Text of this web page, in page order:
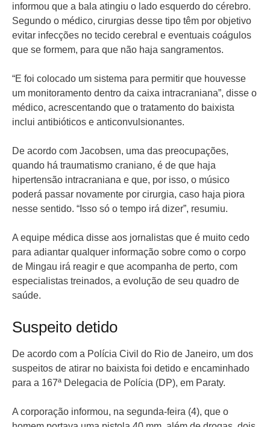
informou que a bala atingiu o lado esquerdo do cérebro.
Segundo o médico, cirurgias desse tipo têm por objetivo
evitar infecções no tecido cerebral e eventuais coágulos
que se formem, para que não haja sangramentos.
“E foi colocado um sistema para permitir que houvesse
um monitoramento dentro da caixa intracraniana”, disse o
médico, acrescentando que o tratamento do baixista
inclui antibióticos e anticonvulsionantes.
De acordo com Jacobsen, uma das preocupações,
quando há traumatismo craniano, é de que haja
hipertensão intracraniana e que, por isso, o músico
poderá passar novamente por cirurgia, caso haja piora
nesse sentido. “Isso só o tempo irá dizer”, resumiu.
A equipe médica disse aos jornalistas que é muito cedo
para adiantar qualquer informação sobre como o corpo
de Mingau irá reagir e que acompanha de perto, com
especialistas treinados, a evolução de seu quadro de
saúde.
Suspeito detido
De acordo com a Polícia Civil do Rio de Janeiro, um dos
suspeitos de atirar no baixista foi detido e encaminhado
para a 167ª Delegacia de Polícia (DP), em Paraty.
A corporação informou, na segunda-feira (4), que o